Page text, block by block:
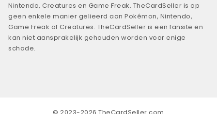
Nintendo, Creatures en Game Freak. TheCardSeller is op
geen enkele manier gelieerd aan Pokémon, Nintendo,
Game Freak of Creatures. TheCardSeller is een fansite en
kan niet aansprakelijk gehouden worden voor enige
schade.
© 2023-2026 TheCardSeller.com